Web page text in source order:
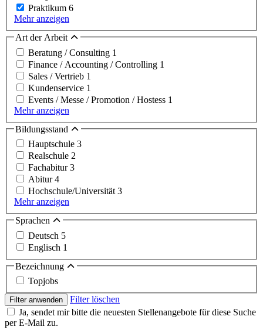
Praktikum 6
Mehr anzeigen
Art der Arbeit
Beratung / Consulting 1
Finance / Accounting / Controlling 1
Sales / Vertrieb 1
Kundenservice 1
Events / Messe / Promotion / Hostess 1
Mehr anzeigen
Bildungsstand
Hauptschule 3
Realschule 2
Fachabitur3
Abitur4
Hochschule/Universität 3
Mehr anzeigen
Sprachen
Deutsch 5
Englisch 1
Bezeichnung
Topjobs
Filter anwenden
Filter löschen
Ja, sendet mir bitte die neuesten Stellenangebote für diese Suche
per E-Mail zu.